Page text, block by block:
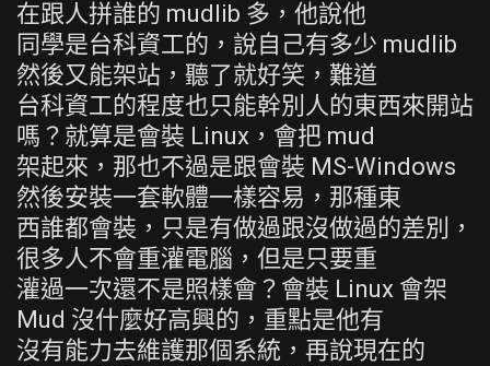
在跟人拼誰的 mudlib 多，他說他
同學是台科資工的，說自己有多少 mudlib
然後又能架站，聽了就好笑，難道
台科資工的程度也只能幹別人的東西來開站
嗎？就算是會裝 Linux，會把 mud
架起來，那也不過是跟會裝 MS-Windows
然後安裝一套軟體一樣容易，那種東
西誰都會裝，只是有做過跟沒做過的差別，
很多人不會重灌電腦，但是只要重
灌過一次還不是照樣會？會裝 Linux 會架
Mud 沒什麼好高興的，重點是他有
沒有能力去維護那個系統，再說現在的